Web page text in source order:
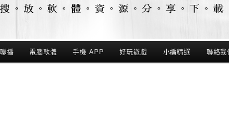
播 電腦軟體 手機 APP 好玩遊戲 小編精選 聯絡我